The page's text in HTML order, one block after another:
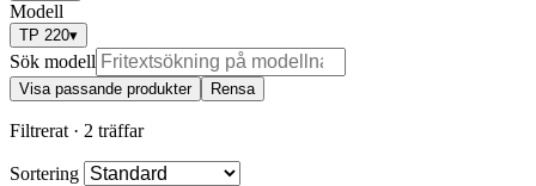
Modell
TP 220▾
Sök modell
Visa passande produkter Rensa
Filtrerat · 2 träffar
Sortering